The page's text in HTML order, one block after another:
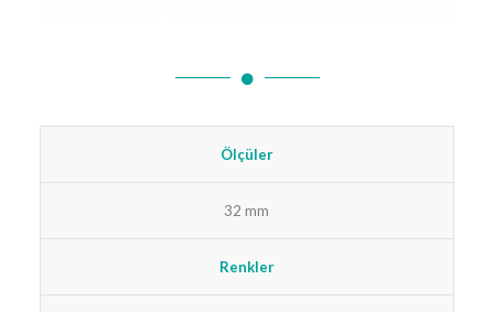
Ölçüler
32 mm
Renkler